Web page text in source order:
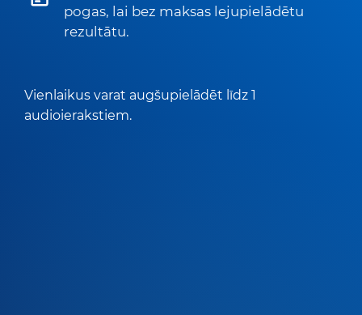
pogas, lai bez maksas lejupielādētu
rezultātu.
Vienlaikus varat augšupielādēt līdz 1
audioierakstiem.